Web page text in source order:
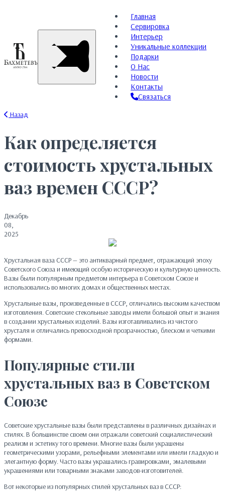
Главная
Сервировка
Интерьер
Уникальные коллекции
Подарки
О Нас
Новости
Контакты
Связаться
Назад
Как определяется
стоимость хрустальных
ваз времен СССР?
Декабрь
08,
2025
Хрустальная ваза СССР — это антикварный предмет, отражающий эпоху
Советского Союза и имеющий особую историческую и культурную ценность.
Вазы были популярным предметом интерьера в Советском Союзе и
использовались во многих домах и общественных местах.
Хрустальные вазы, произведенные в СССР, отличались высоким качеством
изготовления. Советские стекольные заводы имели большой опыт и знания
в создании хрустальных изделий. Вазы изготавливались из чистого
хрусталя и отличались превосходной прозрачностью, блеском и четкими
формами.
Популярные стили
хрустальных ваз в Советском
Союзе
Советские хрустальные вазы были представлены в различных дизайнах и
стилях. В большинстве своем они отражали советский социалистический
реализм и эстетику того времени. Многие вазы были украшены
геометрическими узорами, рельефными элементами или имели гладкую и
элегантную форму. Часто вазы украшались гравировками, эмалевыми
украшениями или товарными знаками заводов-изготовителей.
Вот некоторые из популярных стилей хрустальных ваз в СССР: